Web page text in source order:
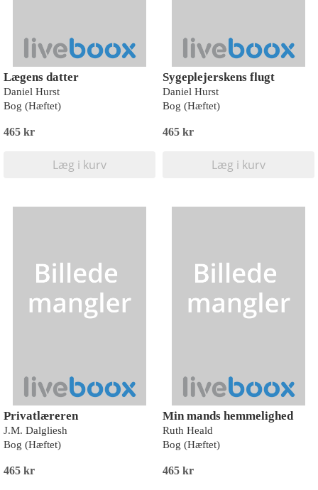
Lægens datter
Daniel Hurst
Bog (Hæftet)
465 kr
Læg i kurv
Sygeplejerskens flugt
Daniel Hurst
Bog (Hæftet)
465 kr
Læg i kurv
Privatlæreren
J.M. Dalgliesh
Bog (Hæftet)
465 kr
Min mands hemmelighed
Ruth Heald
Bog (Hæftet)
465 kr